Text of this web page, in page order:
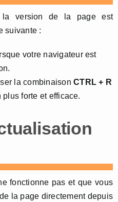
la version de la page est
suivante :
votre navigateur est
la combinaisonCTRL + R
forte et efficace.
fonctionne pas et que vous
la page directement depuis